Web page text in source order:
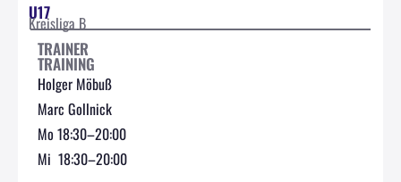
U17
Kreisliga B
TRAINER
TRAINING
Holger Möbuß
Marc Gollnick
Mo 18:30–20:00
Mi 18:30–20:00